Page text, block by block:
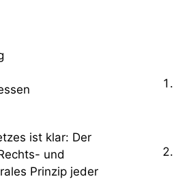
ist klar: Der
und
Prinzip jeder